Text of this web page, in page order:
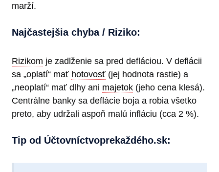
marží.
Najčastejšia chyba / Riziko:
Rizikom je zadlženie sa pred defláciou. V deflácii
sa „oplatí“ mať hotovosť (jej hodnota rastie) a
„neoplatí“ mať dlhy ani majetok (jeho cena klesá).
Centrálne banky sa deflácie boja a robia všetko
preto, aby udržali aspoň malú infláciu (cca 2 %).
Tip od Účtovníctvoprekaždéh​o.sk: